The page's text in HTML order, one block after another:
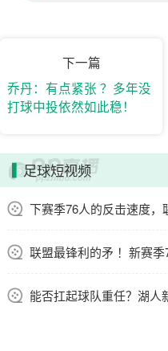
下一篇
乔丹：有点紧张 ？多年没
打球中投依然如此稳！
足球短视频
下赛季76人的反击速度，
联盟最锋利的矛 ！新赛